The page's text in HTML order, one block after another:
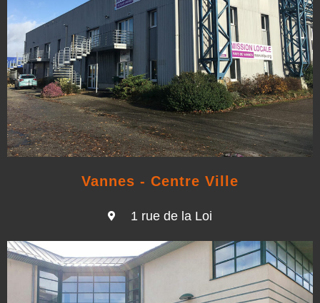
Vannes - Centre Ville
1 rue de la Loi